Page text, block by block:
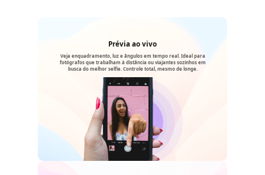
Prévia ao vivo
Veja enquadramento, luz e ângulos em tempo real. Ideal para
fotógrafos que trabalham à distância ou viajantes sozinhos em
busca do melhor selfie. Controle total, mesmo de longe.